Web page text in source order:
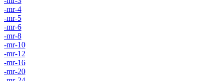
-mr-4
-mr-5
-mr-6
-mr-8
-mr-10
-mr-12
-mr-16
-mr-20